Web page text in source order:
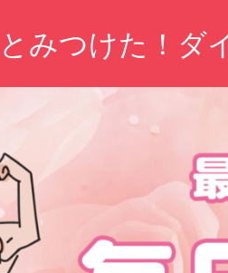
みつけた！ダ